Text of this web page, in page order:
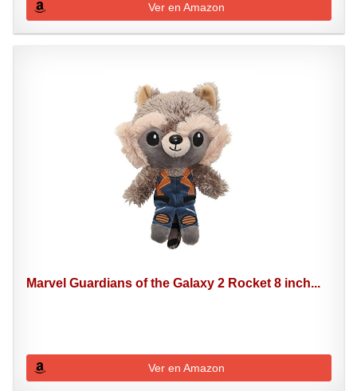
Ver en Amazon
Marvel Guardians of the Galaxy 2 Rocket 8 inch...
Ver en Amazon